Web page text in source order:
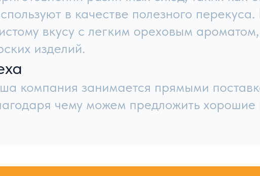
info@meva.ru
Контакты Семена и другое